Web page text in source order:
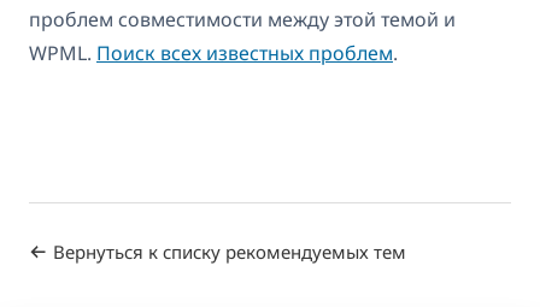
проблем совместимости между этой темой и
WPML. Поиск всех известных проблем.
Вернуться к списку рекомендуемых тем